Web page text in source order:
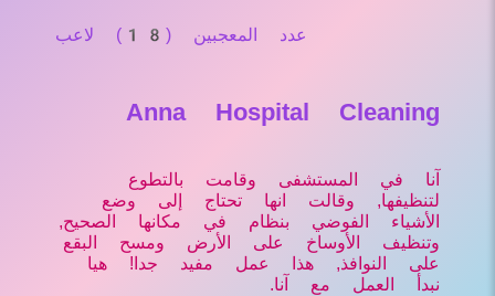
عدد المعجبين (18) لاعب
Anna Hospital Cleaning
آنا في المستشفى وقامت بالتطوع
لتنظيفها, وقالت انها تحتاج إلى وضع
الأشياء الفوضي بنظام في مكانها الصحيح,
وتنظيف الأوساخ على الأرض ومسح البقع
على النوافذ, هذا عمل مفيد جدا! هيا
نبدأ العمل مع آنا.